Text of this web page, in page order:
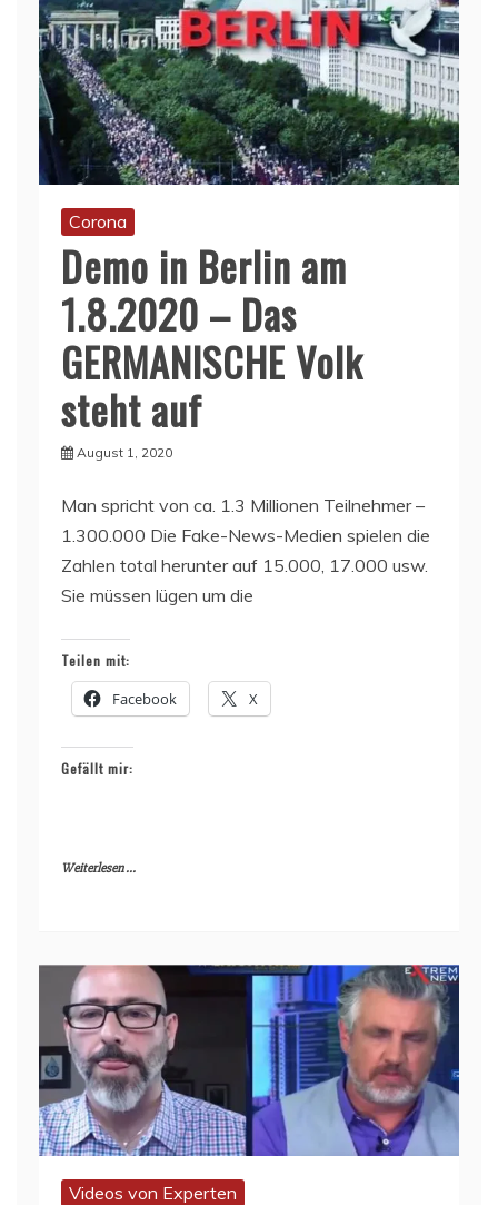
Corona
Demo in Berlin am
1.8.2020 – Das
GERMANISCHE Volk
steht auf
August 1, 2020
Man spricht von ca. 1.3 Millionen Teilnehmer –
1.300.000 Die Fake-News-Medien spielen die
Zahlen total herunter auf 15.000, 17.000 usw.
Sie müssen lügen um die
Teilen mit:
Facebook X
Gefällt mir:
Weiterlesen ...
Videos von Experten